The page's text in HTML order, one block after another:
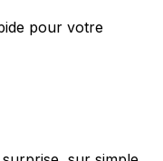
pour votre